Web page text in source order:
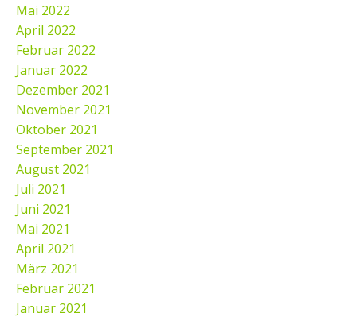
Mai 2022
April 2022
Februar 2022
Januar 2022
Dezember 2021
November 2021
Oktober 2021
September 2021
August 2021
Juli 2021
Juni 2021
Mai 2021
April 2021
März 2021
Februar 2021
Januar 2021